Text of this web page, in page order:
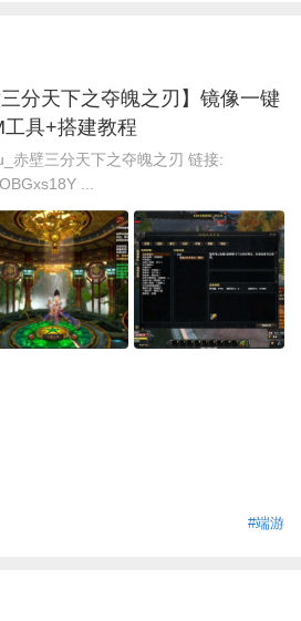
分天下之夺魄之刃】镜像一键
具+搭建教程
赤壁三分天下之夺魄之刃 链接:
...
#端游